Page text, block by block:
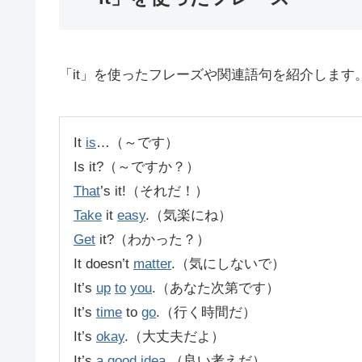
「it」を使ったフレーズや関連語句を紹介します
It is…（～です）
Is it?（～ですか？）
That’s it!（それだ！）
Take it easy.（気楽にね）
Get it?（わかった？）
It doesn’t matter.（気にしないで）
It’s up to you.（あなた次第です）
It’s time to go.（行く時間だ）
It’s okay.（大丈夫だよ）